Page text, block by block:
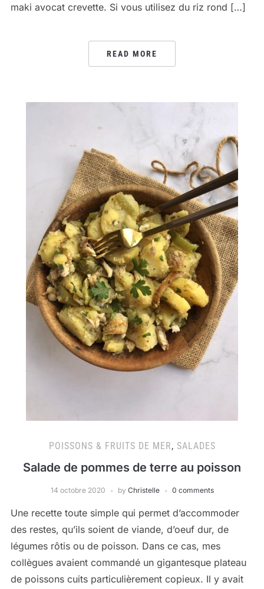
maki avocat crevette. Si vous utilisez du riz rond […]
READ MORE
POISSONS & FRUITS DE MER, SALADES
Salade de pommes de terre au poisson
14 octobre 2020 by Christelle 0 comments
Une recette toute simple qui permet d’accommoder
des restes, qu’ils soient de viande, d’oeuf dur, de
légumes rôtis ou de poisson. Dans ce cas, mes
collègues avaient commandé un gigantesque plateau
de poissons cuits particulièrement copieux. Il y avait